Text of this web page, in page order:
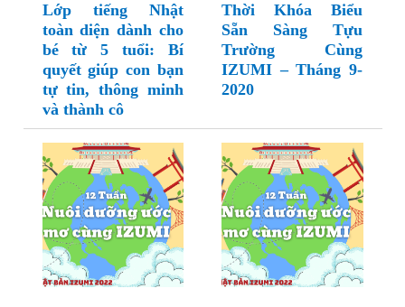
Lớp tiếng Nhật
toàn diện dành cho
bé từ 5 tuổi: Bí
quyết giúp con bạn
tự tin, thông minh
và thành cô
Thời Khóa Biểu
Sẵn Sàng Tựu
Trường Cùng
IZUMI – Tháng 9-
2020